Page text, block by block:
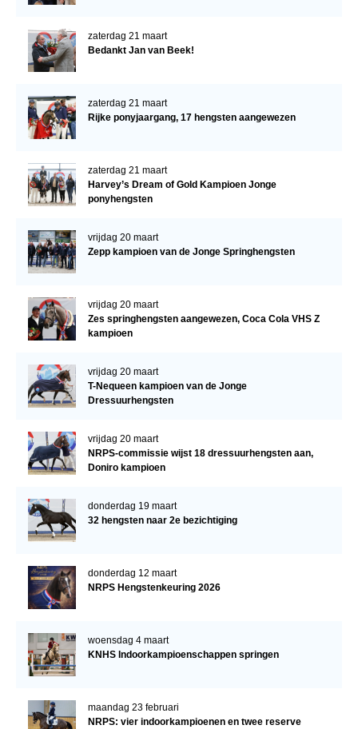
zaterdag 21 maart
Bedankt Jan van Beek!
zaterdag 21 maart
Rijke ponyjaargang, 17 hengsten aangewezen
zaterdag 21 maart
Harvey’s Dream of Gold Kampioen Jonge
ponyhengsten
vrijdag 20 maart
Zepp kampioen van de Jonge Springhengsten
vrijdag 20 maart
Zes springhengsten aangewezen, Coca Cola VHS Z
kampioen
vrijdag 20 maart
T-Nequeen kampioen van de Jonge
Dressuurhengsten
vrijdag 20 maart
NRPS-commissie wijst 18 dressuurhengsten aan,
Doniro kampioen
donderdag 19 maart
32 hengsten naar 2e bezichtiging
donderdag 12 maart
NRPS Hengstenkeuring 2026
woensdag 4 maart
KNHS Indoorkampioenschappen springen
maandag 23 februari
NRPS: vier indoorkampioenen en twee reserve